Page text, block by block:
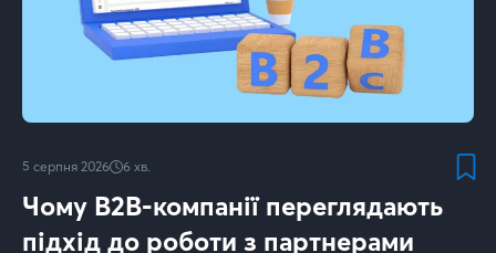
5 серпня 2026 6 хв.
Чому B2B-компанії переглядають
підхід до роботи з партнерами